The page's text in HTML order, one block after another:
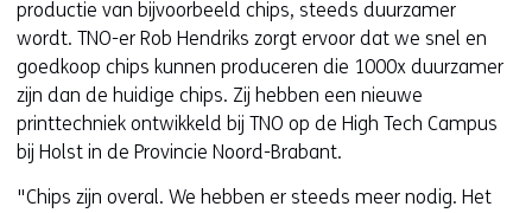
productie van bijvoorbeeld chips, steeds duurzamer
wordt. TNO-er Rob Hendriks zorgt ervoor dat we snel en
goedkoop chips kunnen produceren die 1000x duurzamer
zijn dan de huidige chips. Zij hebben een nieuwe
printtechniek ontwikkeld bij TNO op de High Tech Campus
bij Holst in de Provincie Noord-Brabant.
"Chips zijn overal. We hebben er steeds meer nodig. Het